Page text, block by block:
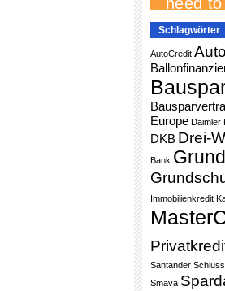
Schlagwörter
AutoCredit
Europe Daimler
DKB Drei-
Bank
Immobilienkredit
Santander
Smava